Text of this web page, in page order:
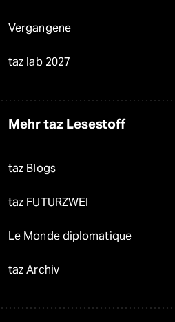
Vergangene
taz lab 2027
Mehr taz Lesestoff
taz Blogs
taz FUTURZWEI
Le Monde diplomatique
taz Archiv